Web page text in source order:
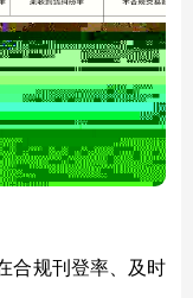
合规刊登率、及时